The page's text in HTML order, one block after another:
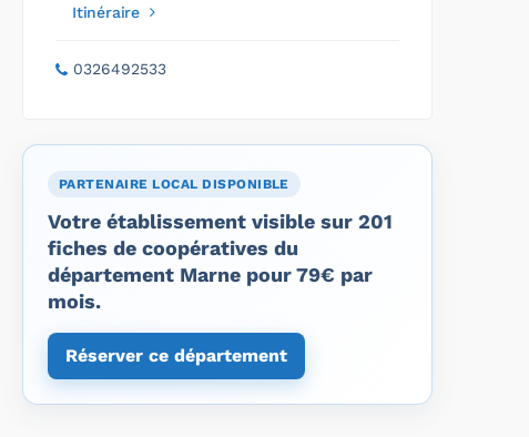
Itinéraire
0326492533
PARTENAIRE LOCAL DISPONIBLE
Votre établissement visible sur 201
fiches de coopératives du
département Marne pour 79€ par
mois.
Réserver ce département